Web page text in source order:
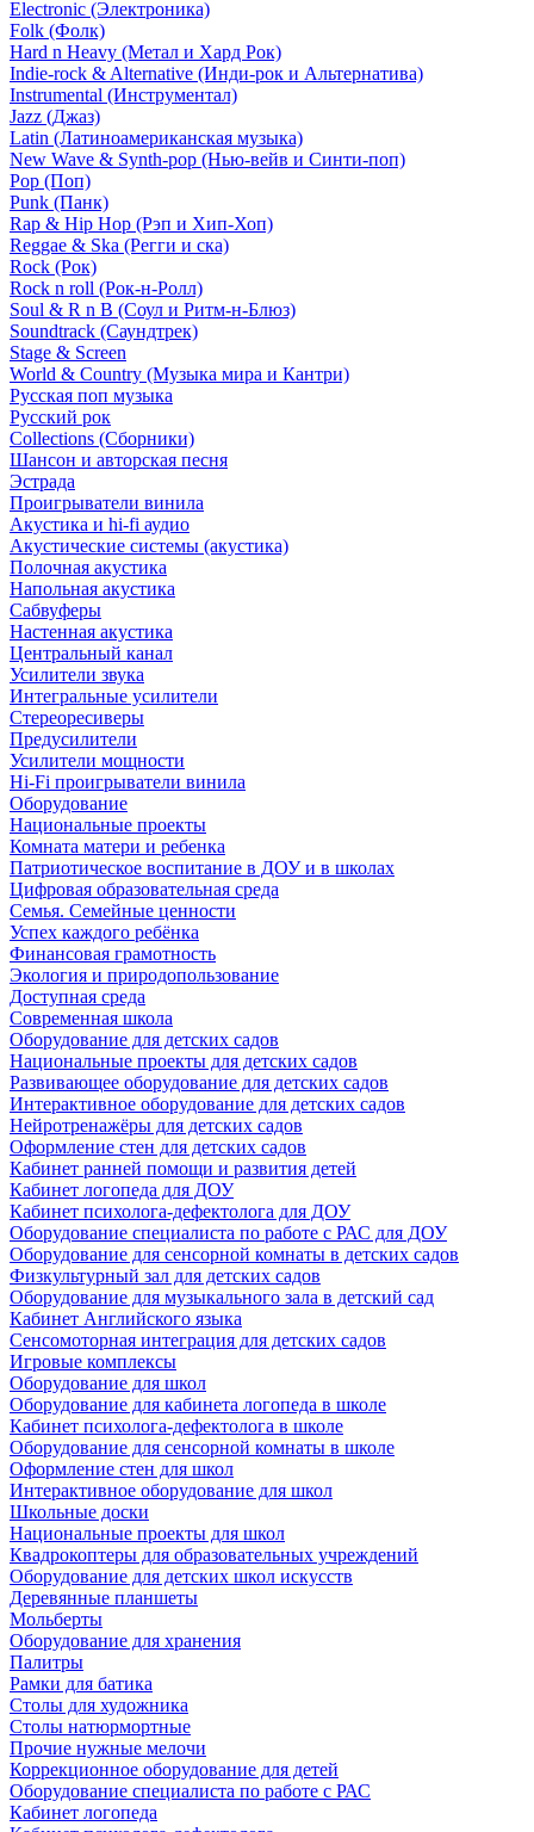
Electronic (Электроника)
Folk (Фолк)
Hard n Heavy (Метал и Хард Рок)
Indie-rock & Alternative (Инди-рок и Альтернатива)
Instrumental (Инструментал)
Jazz (Джаз)
Latin (Латиноамериканская музыка)
New Wave & Synth-pop (Нью-вейв и Синти-поп)
Pop (Поп)
Punk (Панк)
Rap & Hip Hop (Рэп и Хип-Хоп)
Reggae & Ska (Регги и ска)
Rock (Рок)
Rock n roll (Рок-н-Ролл)
Soul & R n B (Соул и Ритм-н-Блюз)
Soundtrack (Саундтрек)
Stage & Screen
World & Country (Музыка мира и Кантри)
Русская поп музыка
Русский рок
Сollections (Сборники)
Шансон и авторская песня
Эстрада
Проигрыватели винила
Акустика и hi-fi аудио
Акустические системы (акустика)
Полочная акустика
Напольная акустика
Сабвуферы
Настенная акустика
Центральный канал
Усилители звука
Интегральные усилители
Стереоресиверы
Предусилители
Усилители мощности
Hi-Fi проигрыватели винила
Оборудование
Национальные проекты
Комната матери и ребенка
Патриотическое воспитание в ДОУ и в школах
Цифровая образовательная среда
Семья. Семейные ценности
Успех каждого ребёнка
Финансовая грамотность
Экология и природопользование
Доступная среда
Современная школа
Оборудование для детских садов
Национальные проекты для детских садов
Развивающее оборудование для детских садов
Интерактивное оборудование для детских садов
Нейротренажёры для детских садов
Оформление стен для детских садов
Кабинет ранней помощи и развития детей
Кабинет логопеда для ДОУ
Кабинет психолога-дефектолога для ДОУ
Оборудование специалиста по работе с РАС для ДОУ
Оборудование для сенсорной комнаты в детских садов
Физкультурный зал для детских садов
Оборудование для музыкального зала в детский сад
Кабинет Английского языка
Сенсомоторная интеграция для детских садов
Игровые комплексы
Оборудование для школ
Оборудование для кабинета логопеда в школе
Кабинет психолога-дефектолога в школе
Оборудование для сенсорной комнаты в школе
Оформление стен для школ
Интерактивное оборудование для школ
Школьные доски
Национальные проекты для школ
Квадрокоптеры для образовательных учреждений
Оборудование для детских школ искусств
Деревянные планшеты
Мольберты
Оборудование для хранения
Палитры
Рамки для батика
Столы для художника
Столы натюрмортные
Прочие нужные мелочи
Коррекционное оборудование для детей
Оборудование специалиста по работе с РАС
Кабинет логопеда